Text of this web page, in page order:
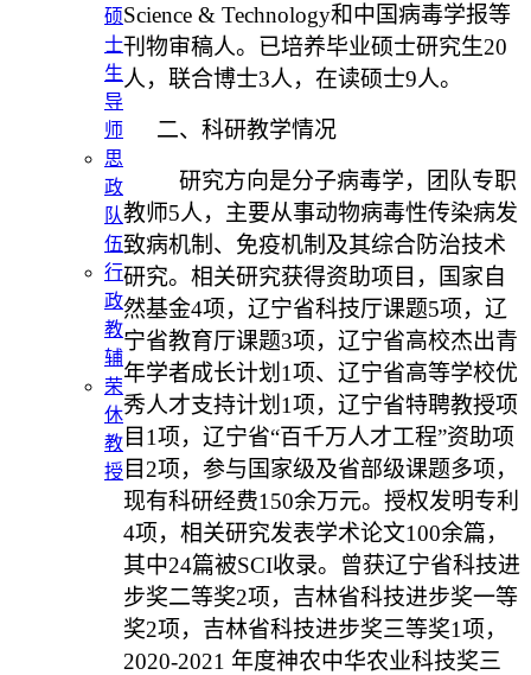
硕
士
生
导
师
思
政
队
伍
行
政
教
辅
荣
休
教
授
Science & Technology和中国病毒学报等
刊物审稿人。已培养毕业硕士研究生20
人，联合博士3人，在读硕士9人。
二、科研教学情况
研究方向是分子病毒学，团队专职
教师5人，主要从事动物病毒性传染病发
致病机制、免疫机制及其综合防治技术
研究。相关研究获得资助项目，国家自
然基金4项，辽宁省科技厅课题5项，辽
宁省教育厅课题3项，辽宁省高校杰出青
年学者成长计划1项、辽宁省高等学校优
秀人才支持计划1项，辽宁省特聘教授项
目1项，辽宁省“百千万人才工程”资助项
目2项，参与国家级及省部级课题多项，
现有科研经费150余万元。授权发明专利
4项，相关研究发表学术论文100余篇，
其中24篇被SCI收录。曾获辽宁省科技进
步奖二等奖2项，吉林省科技进步奖一等
奖2项，吉林省科技进步奖三等奖1项，
2020-2021 年度神农中华农业科技奖三